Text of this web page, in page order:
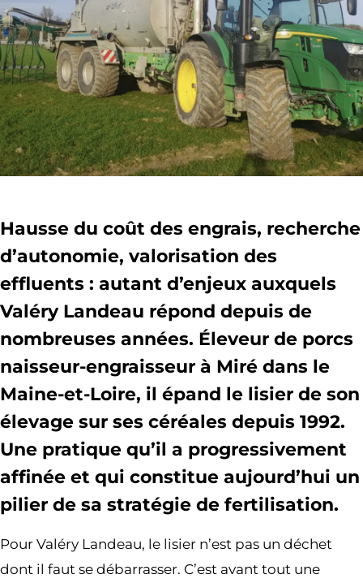
Hausse du coût des engrais, recherche
d’autonomie, valorisation des
effluents : autant d’enjeux auxquels
Valéry Landeau répond depuis de
nombreuses années. Éleveur de porcs
naisseur-engraisseur à Miré dans le
Maine-et-Loire, il épand le lisier de son
élevage sur ses céréales depuis 1992.
Une pratique qu’il a progressivement
affinée et qui constitue aujourd’hui un
pilier de sa stratégie de fertilisation.
Pour Valéry Landeau, le lisier n’est pas un déchet
dont il faut se débarrasser. C’est avant tout une